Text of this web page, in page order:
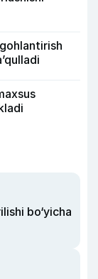
bo‘yicha